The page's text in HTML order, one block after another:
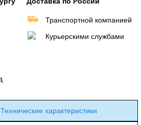
Транспортной компанией
Курьерскими службами
Технические характеристики